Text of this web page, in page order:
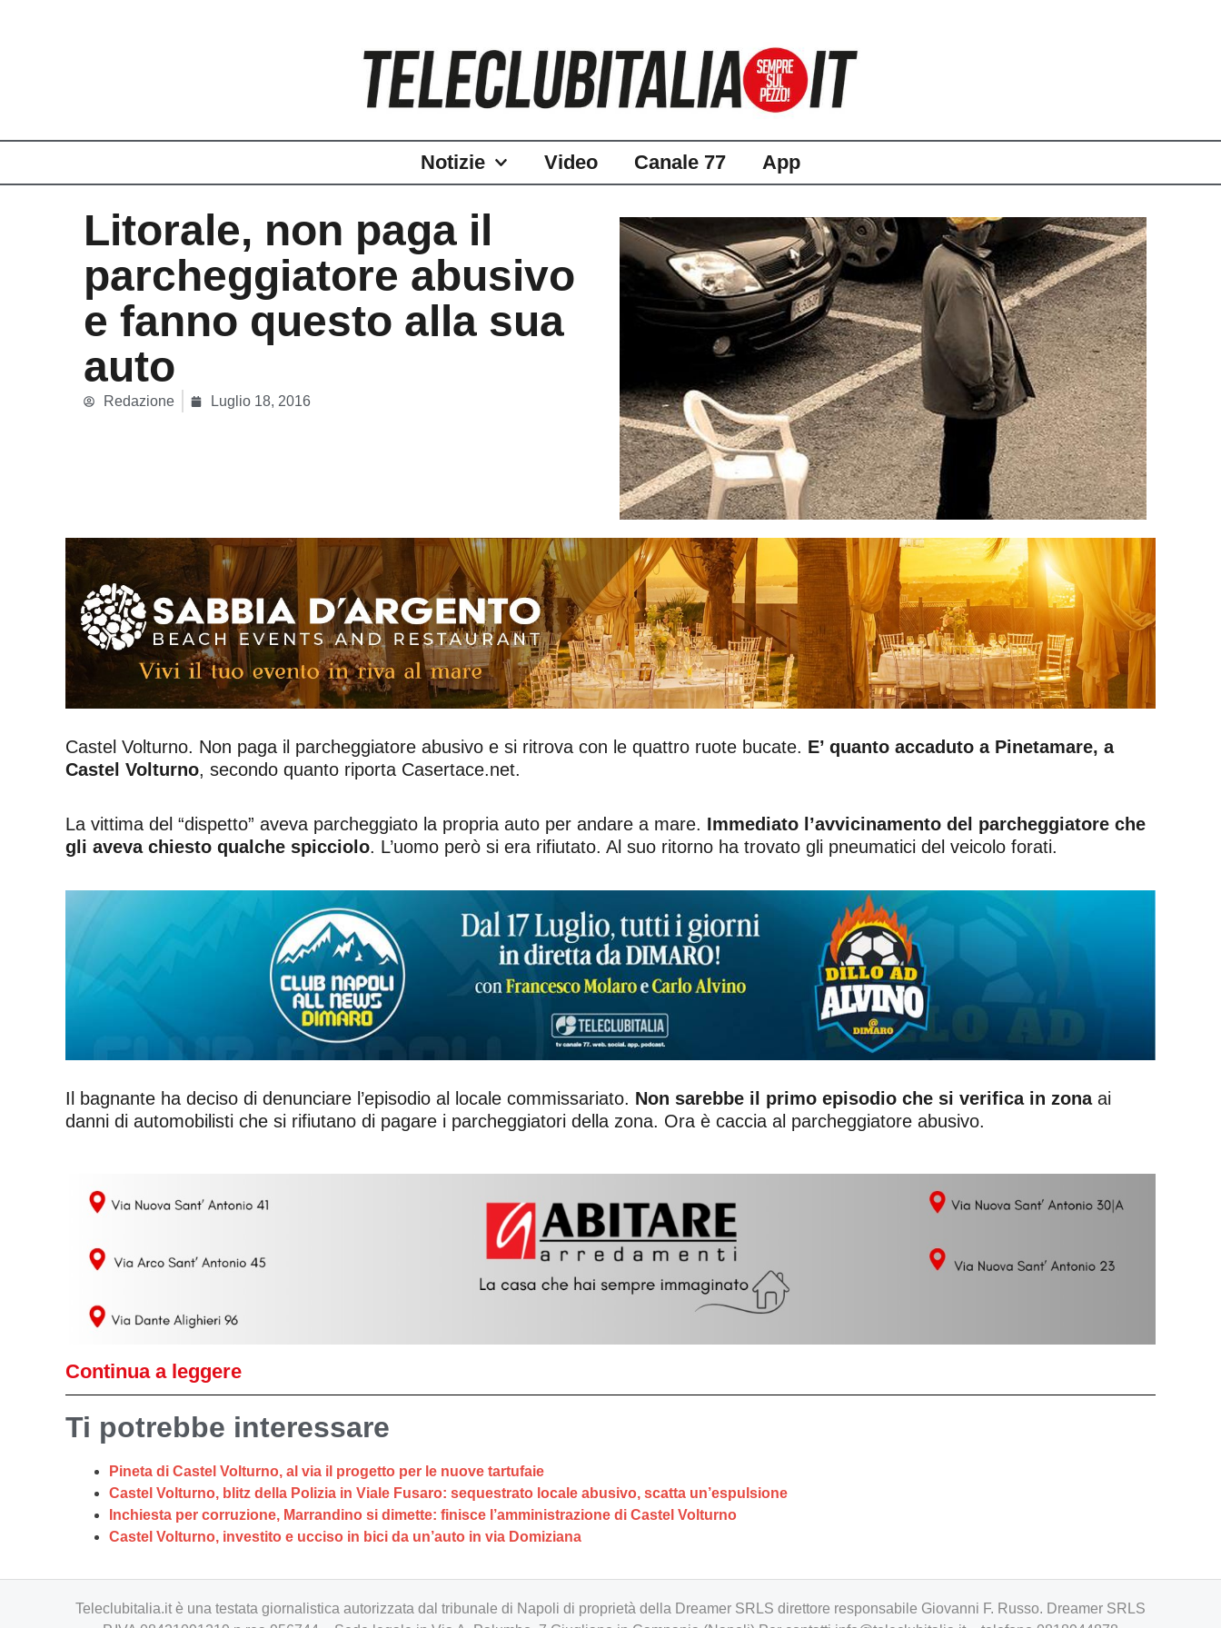
Notizie Video Canale 77 App
Litorale, non paga il
parcheggiatore abusivo
e fanno questo alla sua
auto
Redazione Luglio 18, 2016
Castel Volturno. Non paga il parcheggiatore abusivo e si ritrova con le quattro ruote bucate. E’ quanto accaduto a Pinetamare, a
Castel Volturno, secondo quanto riporta Casertace.net.
La vittima del “dispetto” aveva parcheggiato la propria auto per andare a mare. Immediato l’avvicinamento del parcheggiatore che
gli aveva chiesto qualche spicciolo. L’uomo però si era rifiutato. Al suo ritorno ha trovato gli pneumatici del veicolo forati.
Il bagnante ha deciso di denunciare l’episodio al locale commissariato. Non sarebbe il primo episodio che si verifica in zonaai
danni di automobilisti che si rifiutano di pagare i parcheggiatori della zona. Ora è caccia al parcheggiatore abusivo.
Continua a leggere
Ti potrebbe interessare
Pineta di Castel Volturno, al via il progetto per le nuove tartufaie
Castel Volturno, blitz della Polizia in Viale Fusaro: sequestrato locale abusivo, scatta un’espulsione
Inchiesta per corruzione, Marrandino si dimette: finisce l’amministrazione di Castel Volturno
Castel Volturno, investito e ucciso in bici da un’auto in via Domiziana
Teleclubitalia.it è una testata giornalistica autorizzata dal tribunale di Napoli di proprietà della Dreamer SRLS direttore responsabile Giovanni F. Russo. Dreamer SRLS